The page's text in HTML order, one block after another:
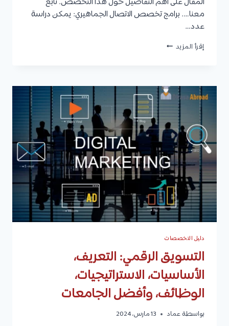
معنا…. برامج تخصص الاتصال الجماهيري: يمكن دراسة
عدد…
إقرأ المزيد تخصص
الدراسة،
القبول،
مواد
التخصص،
الوظائف،
وأفضل
الجامعات
دليل التخصصات
التسويق الرقمي: التعريف،
الأساسيات، الاستراتيجيات،
الوظائف، وأفضل الجامعات
بواسطة عماد 13 مارس، 2024